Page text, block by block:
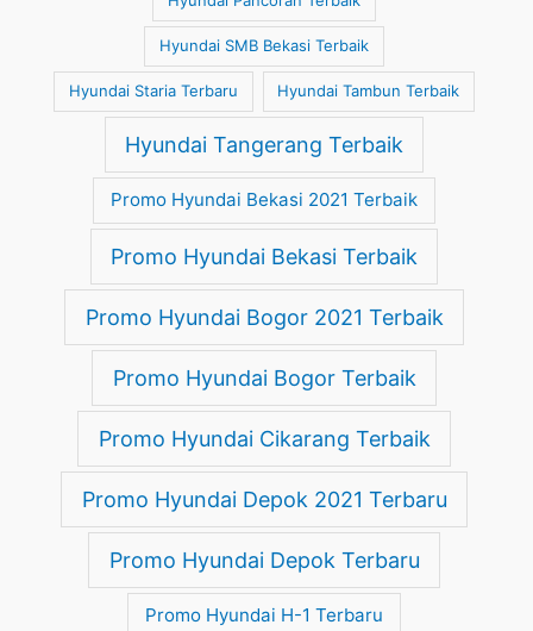
Hyundai SMB Bekasi Terbaik
Hyundai Staria Terbaru Hyundai Tambun Terbaik
Hyundai Tangerang Terbaik
Promo Hyundai Bekasi 2021 Terbaik
Promo Hyundai Bekasi Terbaik
Promo Hyundai Bogor 2021 Terbaik
Promo Hyundai Bogor Terbaik
Promo Hyundai Cikarang Terbaik
Promo Hyundai Depok 2021 Terbaru
Promo Hyundai Depok Terbaru
Promo Hyundai H-1 Terbaru